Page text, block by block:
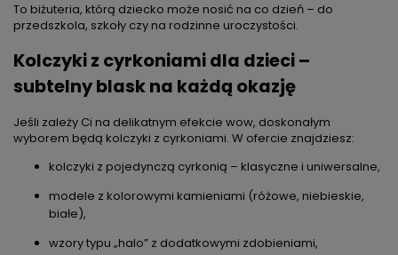
To biżuteria, którą dziecko może nosić na co dzień – do
przedszkola, szkoły czy na rodzinne uroczystości.
Kolczyki z cyrkoniami dla dzieci –
subtelny blask na każdą okazję
Jeśli zależy Ci na delikatnym efekcie wow, doskonałym
wyborem będą kolczyki z cyrkoniami. W ofercie znajdziesz:
kolczyki z pojedynczą cyrkonią – klasyczne i uniwersalne,
modele z kolorowymi kamieniami (różowe, niebieskie,
białe),
wzory typu „halo” z dodatkowymi zdobieniami,